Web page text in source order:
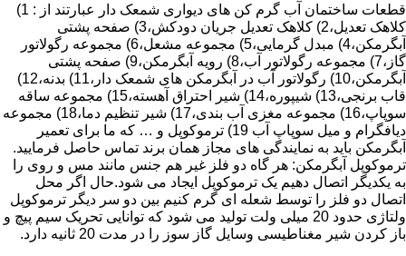
قطعات ساختمان آب گرم کن های دیواری شمعک دار عبارتند از : 1)
کلاهک تعدیل،2) کلاهک تعدیل جریان دودکش،3) صفحه پشتی
آبگرمکن،4) مبدل گرمایی،5) مجموعه مشعل،6) مجموعه رگولاتور
گاز،7) مجموعه رگولاتور آب،8) رویه آبگرمکن،9) صفحه پشتی
آبگرمکن،10) رگولاتور آب در آبگرمکن های شمعک دار،11) بدنه،12)
قاب برنجی،13) شیپوره،14) شیر احتراق آهسته،15) مجموعه ساقه
سوپاپ،16) مجموعه مغزی آب بندی،17) شیر تنظیم دما،18) مجموعه
دیافگرام و میل سوپاپ آب 19) ترموکوپل و … که ما برای تعمیر
آبگرمکن باید به نمایندگی های مجاز همان برند تماس حاصل فرمایید.
ترموکوپل آبگرمکن: هر گاه دو فلز غیر هم جنس مانند مس و روی را
به یکدیگر اتصال دهیم یک ترموکوپل ایجاد می شود.حال اگر محل
اتصال دو فلز را توسط شعله ای گرم کنیم بین دو سر دیگر ترموکوپل
ولتاژی حدود 20 میلی ولت تولید می شود که توانایی تحریک سیم پیچ و
باز کردن شیر مغناطیسی وسایل گاز سوز را در مدت 20 ثانیه دارد.